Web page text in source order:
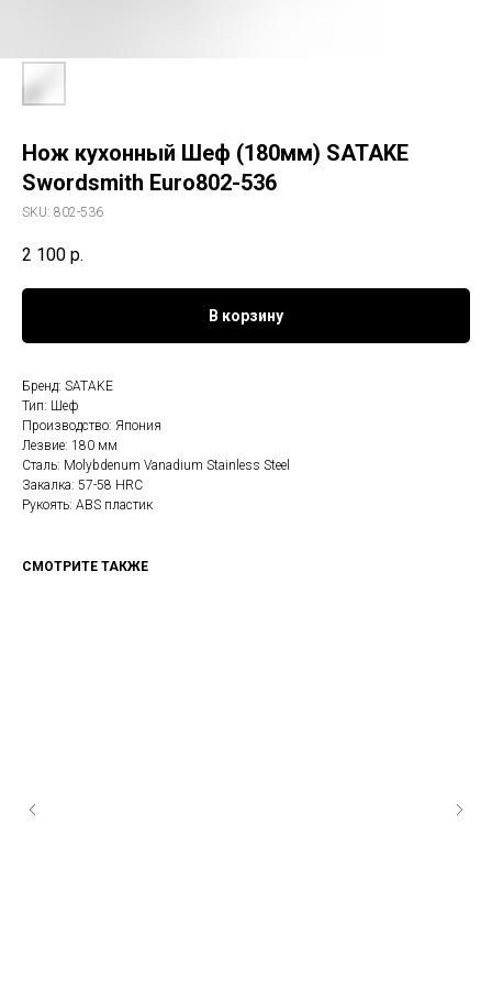
Нож кухонный Шеф (180мм) SATAKE
Swordsmith Euro802-536
SKU: 802-536
2 100 р.
В корзину
Бренд: SATAKE
Тип: Шеф
Производство: Япония
Лезвие: 180 мм
Сталь: Molybdenum Vanadium Stainless Steel
Закалка: 57-58 HRC
Рукоять: ABS пластик
СМОТРИТЕ ТАКЖЕ